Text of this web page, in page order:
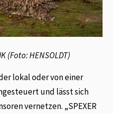
(Foto: HENSOLDT)
lokal oder von einer
und lässt sich
vernetzen. „SPEXER